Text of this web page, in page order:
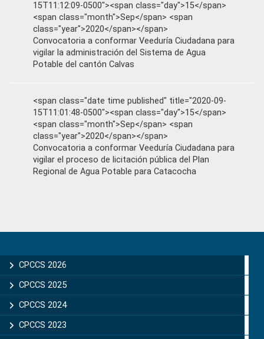
15T11:12:09-0500"><span class="day">15</span>
<span class="month">Sep</span> <span
class="year">2020</span></span>
Convocatoria a conformar Veeduría Ciudadana para
vigilar la administración del Sistema de Agua
Potable del cantón Calvas
<span class="date time published" title="2020-09-
15T11:01:48-0500"><span class="day">15</span>
<span class="month">Sep</span> <span
class="year">2020</span></span>
Convocatoria a conformar Veeduría Ciudadana para
vigilar el proceso de licitación pública del Plan
Regional de Agua Potable para Catacocha
Sidebar
CPCCS 2026
CPCCS 2025
CPCCS 2024
CPCCS 2023